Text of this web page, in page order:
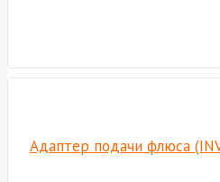
Адаптер подачи флюса